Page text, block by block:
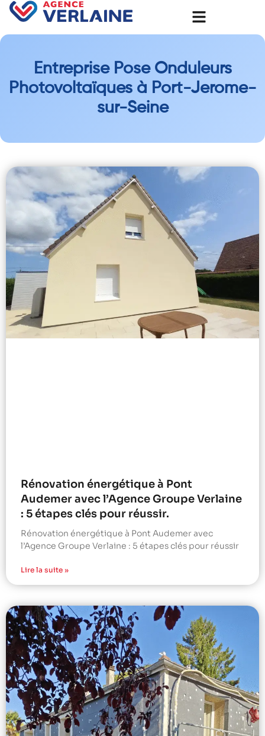
Entreprise Pose Onduleurs
Photovoltaïques à Port-Jerome-
sur-Seine
Rénovation énergétique à Pont
Audemer avec l’Agence Groupe Verlaine
: 5 étapes clés pour réussir.
Rénovation énergétique à Pont Audemer avec
l’Agence Groupe Verlaine : 5 étapes clés pour réussir
Lire la suite »